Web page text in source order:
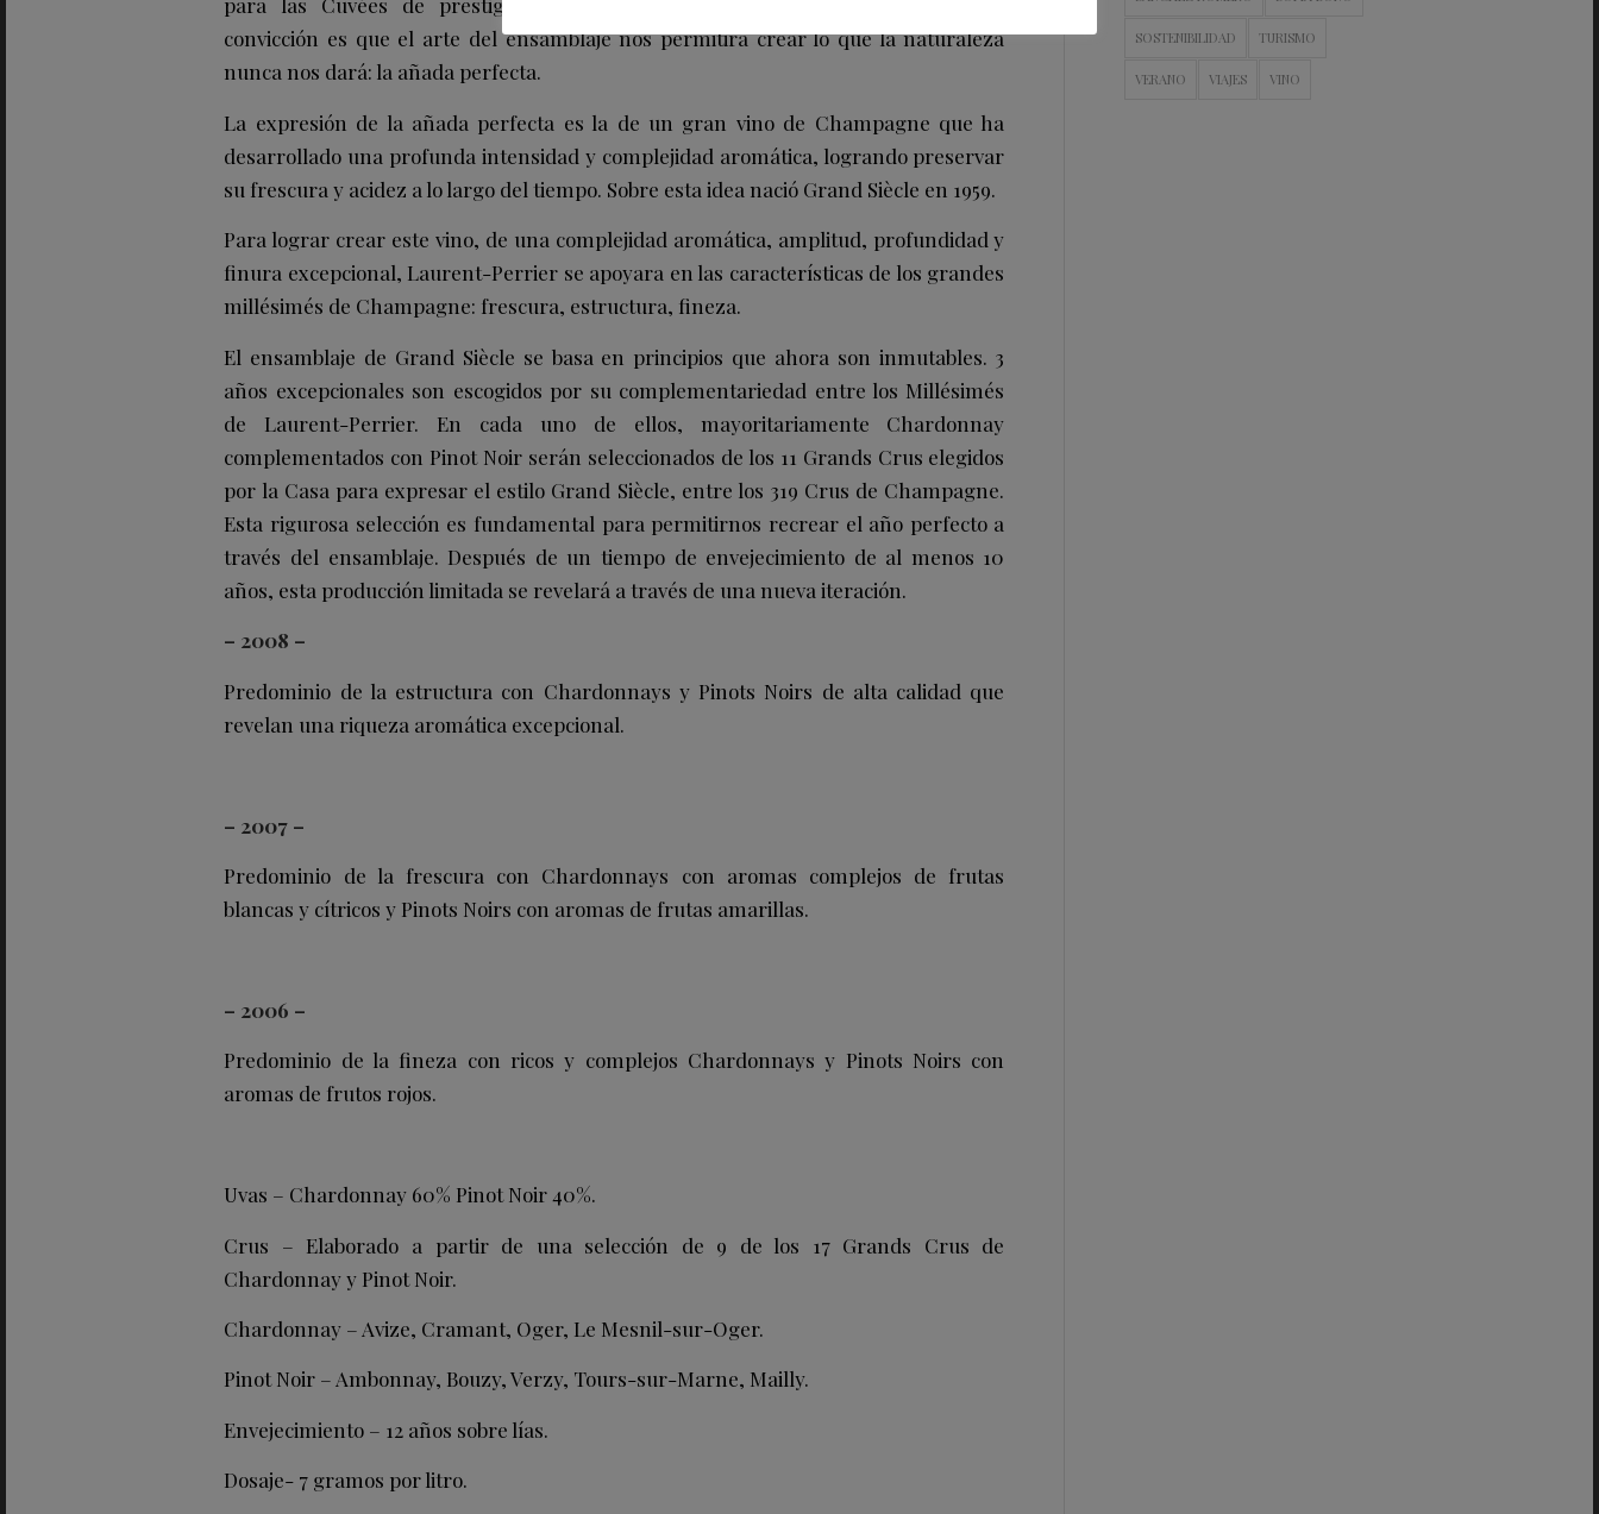
para las Cuvées de prestigio. Por el contrario, en Laurent-Perrier, nuestra
convicción es que el arte del ensamblaje nos permitirá crear lo que la naturaleza
nunca nos dará: la añada perfecta.
La expresión de la añada perfecta es la de un gran vino de Champagne que ha
desarrollado una profunda intensidad y complejidad aromática, logrando preservar
su frescura y acidez a lo largo del tiempo. Sobre esta idea nació Grand Siècle en 1959.
Para lograr crear este vino, de una complejidad aromática, amplitud, profundidad y
finura excepcional, Laurent-Perrier se apoyara en las características de los grandes
millésimés de Champagne: frescura, estructura, fineza.
El ensamblaje de Grand Siècle se basa en principios que ahora son inmutables. 3
años excepcionales son escogidos por su complementariedad entre los Millésimés
de Laurent-Perrier. En cada uno de ellos, mayoritariamente Chardonnay
complementados con Pinot Noir serán seleccionados de los 11 Grands Crus elegidos
por la Casa para expresar el estilo Grand Siècle, entre los 319 Crus de Champagne.
Esta rigurosa selección es fundamental para permitirnos recrear el año perfecto a
través del ensamblaje. Después de un tiempo de envejecimiento de al menos 10
años, esta producción limitada se revelará a través de una nueva iteración.
– 2008 –
Predominio de la estructura con Chardonnays y Pinots Noirs de alta calidad que
revelan una riqueza aromática excepcional.
– 2007 –
Predominio de la frescura con Chardonnays con aromas complejos de frutas
blancas y cítricos y Pinots Noirs con aromas de frutas amarillas.
– 2006 –
Predominio de la fineza con ricos y complejos Chardonnays y Pinots Noirs con
aromas de frutos rojos.
Uvas – Chardonnay 60% Pinot Noir 40%.
Crus – Elaborado a partir de una selección de 9 de los 17 Grands Crus de
Chardonnay y Pinot Noir.
Chardonnay – Avize, Cramant, Oger, Le Mesnil-sur-Oger.
Pinot Noir – Ambonnay, Bouzy, Verzy, Tours-sur-Marne, Mailly.
Envejecimiento – 12 años sobre lías.
Dosaje- 7 gramos por litro.
SOSTENIBILIDAD TURISMO
VERANO VIAJES VINO